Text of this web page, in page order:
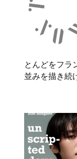
とんどをフラ
並みを描き続